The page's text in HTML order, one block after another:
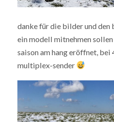
danke für die bilder und den
ein modell mitnehmen sollen
saison am hang eröffnet,
multiplex-sender